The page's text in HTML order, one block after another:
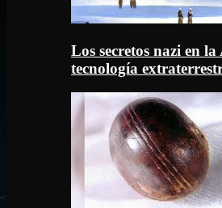
Los secretos nazi en
tecnología